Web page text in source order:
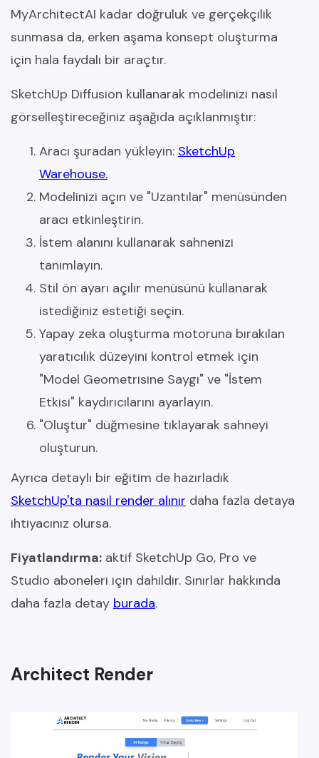
MyArchitectAI kadar doğruluk ve gerçekçilik
sunmasa da, erken aşama konsept oluşturma
için hala faydalı bir araçtır.
SketchUp Diffusion kullanarak modelinizi nasıl
görselleştireceğiniz aşağıda açıklanmıştır:
Aracı şuradan yükleyin: SketchUp
Warehouse.
Modelinizi açın ve "Uzantılar" menüsünden
aracı etkinleştirin.
İstem alanını kullanarak sahnenizi
tanımlayın.
Stil ön ayarı açılır menüsünü kullanarak
istediğiniz estetiği seçin.
Yapay zeka oluşturma motoruna bırakılan
yaratıcılık düzeyini kontrol etmek için
"Model Geometrisine Saygı" ve "İstem
Etkisi" kaydırıcılarını ayarlayın.
"Oluştur" düğmesine tıklayarak sahneyi
oluşturun.
Ayrıca detaylı bir eğitim de hazırladık
SketchUp'ta nasıl render alınır daha fazla detaya
ihtiyacınız olursa.
Fiyatlandırma: aktif SketchUp Go, Pro ve
Studio aboneleri için dahildir. Sınırlar hakkında
daha fazla detay burada.
Architect Render